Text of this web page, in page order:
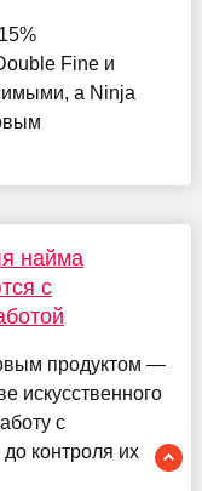
Fine и
а Ninja
найма
с
продуктом —
искусственного
с
контроля их